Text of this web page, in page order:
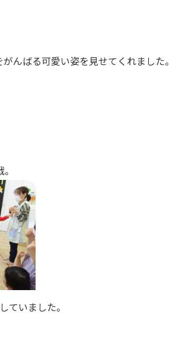
んばる可愛い姿を見せてくれました。
ていました。